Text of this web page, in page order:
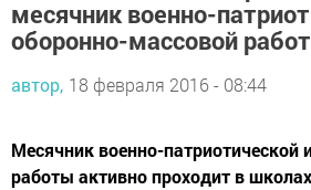
месячник военно-
оборонно-массовой
автор, 18 февраля 2016 - 08:44
Месячник военно-патриотической
работы активно проходит в